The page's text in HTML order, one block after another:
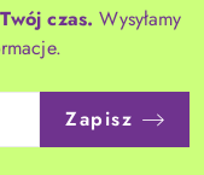
czas. Wysyłamy
Zapisz